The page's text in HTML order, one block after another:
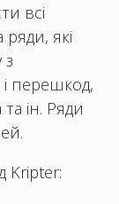
всі
які
з
і перешкод,
ін. Ряди
Kripter: